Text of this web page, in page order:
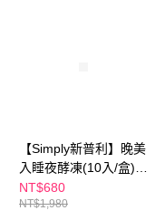
【Simply新普利】晚美
入睡夜酵凍(10入/盒)
(x2盒)
NT$680
NT$1,980